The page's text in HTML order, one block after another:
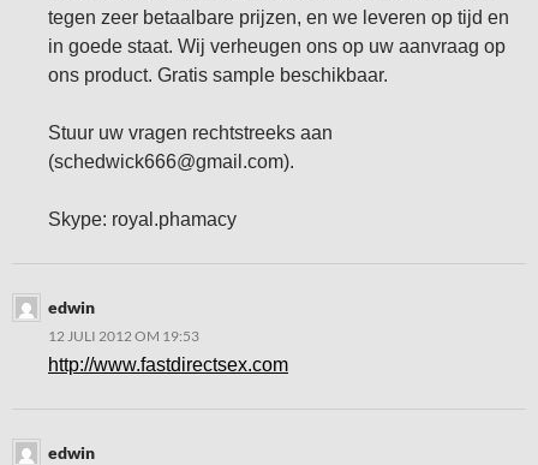
tegen zeer betaalbare prijzen, en we leveren op tijd en
in goede staat. Wij verheugen ons op uw aanvraag op
ons product. Gratis sample beschikbaar.
Stuur uw vragen rechtstreeks aan
(schedwick666@gmail.com).
Skype: royal.phamacy
edwin
12 JULI 2012 OM 19:53
http://www.fastdirectsex.com
edwin